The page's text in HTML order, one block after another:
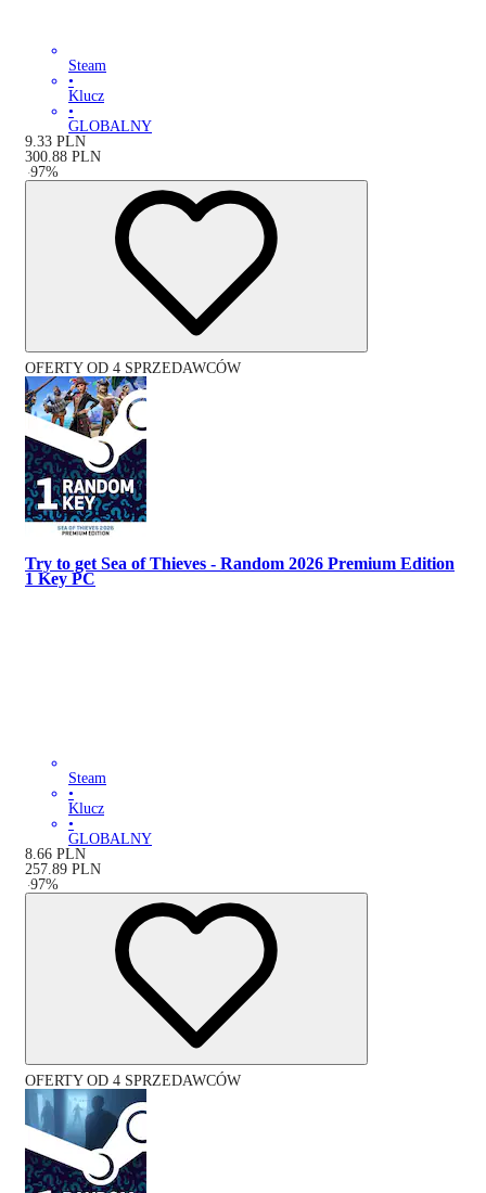
Steam
•
Klucz
•
GLOBALNY
9.33 PLN
300.88 PLN
-97%
OFERTY OD 4 SPRZEDAWCÓW
Try to get Sea of Thieves - Random 2026 Premium Edition
1 Key PC
Steam
•
Klucz
•
GLOBALNY
8.66 PLN
257.89 PLN
-97%
OFERTY OD 4 SPRZEDAWCÓW